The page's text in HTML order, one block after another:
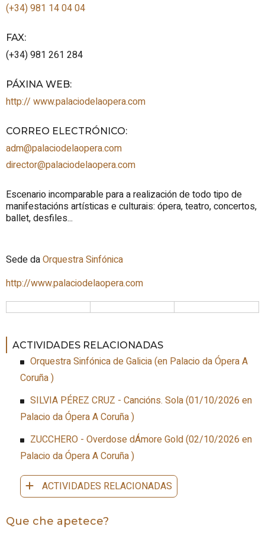
(+34) 981 14 04 04
FAX:
(+34) 981 261 284
PÁXINA WEB:
http:// www.palaciodelaopera.com
CORREO ELECTRÓNICO:
adm@palaciodelaopera.com
director@palaciodelaopera.com
Escenario incomparable para a realización de todo tipo de
manifestacións artísticas e culturais: ópera, teatro, concertos,
ballet, desfiles...
Sede daOrquestra Sinfónica
http://www.palaciodelaopera.com
ACTIVIDADES RELACIONADAS
Orquestra Sinfónica de Galicia(en Palacio da Ópera A
Coruña)
SILVIA PÉREZ CRUZ - Cancións. Sola(01/10/2026 en
Palacio da Ópera A Coruña)
ZUCCHERO - Overdose dÁmore Gold(02/10/2026 en
Palacio da Ópera A Coruña)
ACTIVIDADES RELACIONADAS
Que che apetece?